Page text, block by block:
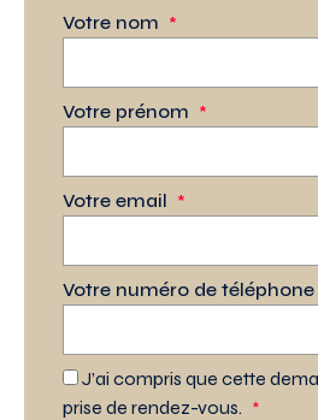
Votre nom *
Votre prénom *
Votre email *
Votre numéro de téléphone
J’ai compris que cette
prise de rendez-vous. *